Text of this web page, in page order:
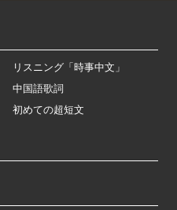
リスニング「時事中文」
中国語歌詞
初めての超短文